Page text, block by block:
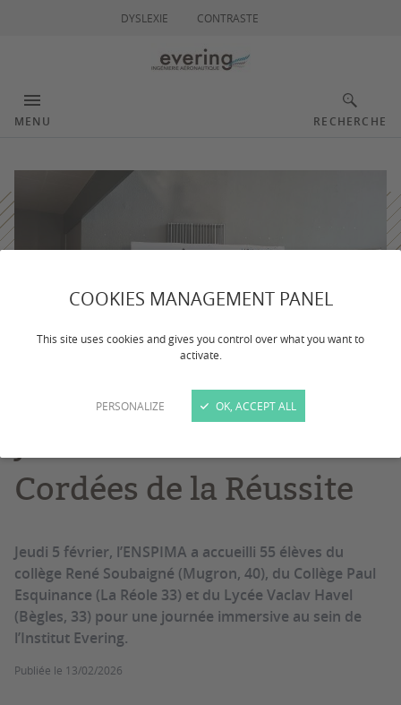
COOKIES MANAGEMENT PANEL
This site uses cookies and gives you control over what you want to
activate.
PERSONALIZE OK, ACCEPT ALL
DYSLEXIE CONTRASTE
MENU RECHERCHE
Cordées de la Réussite
Jeudi 5 février, l’ENSPIMA a accueilli 55 élèves du
collège René Soubaigné (Mugron, 40), du Collège Paul
Esquinance (La Réole 33) et du Lycée Vaclav Havel
(Bègles, 33) pour une journée immersive au sein de
l’Institut Evering.
Publiée le 13/02/2026